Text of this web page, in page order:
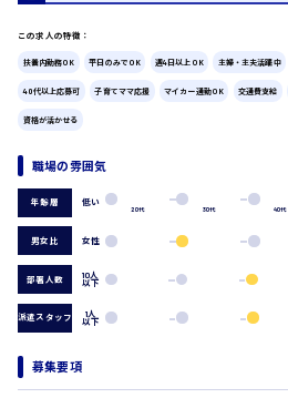
製造・軽作業・物流系
製造オペレーター
検品・包装・箱詰め
フォークリフト
介護・医療系
介護職
看護師
広島市中区
広島市南区
時給1200円～
時給1300円～
この求人の特徴：
扶養内勤務OK 平日のみでOK 週4日以上OK 主婦・主夫活躍中
40代以上応募可 子育てママ応援 マイカー通勤OK 交通費支給
資格が活かせる
職場の雰囲気
年齢層 低い
20代 30代 40代
男女比 女性
部署人数 10人
以下
派遣スタッフ 1人
以下
募集要項